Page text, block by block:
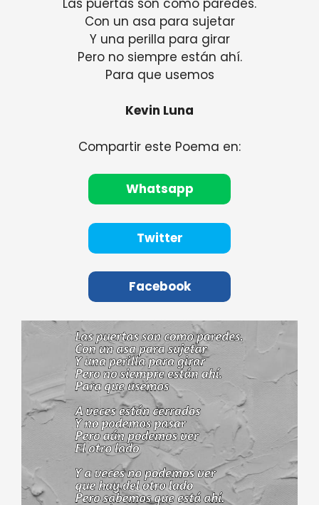
Con un asa para sujetar
Y una perilla para girar
Pero no siempre están ahí.
Para que usemos
Kevin Luna
Compartir este Poema en:
Whatsapp
Twitter
Facebook